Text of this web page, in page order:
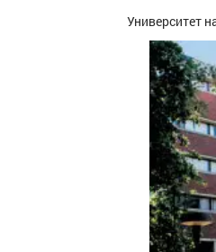
Университет